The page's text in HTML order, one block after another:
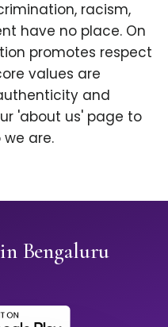
racism,
have no place. On
promotes respect
values are
and
'about us' page to
are.
Bengaluru